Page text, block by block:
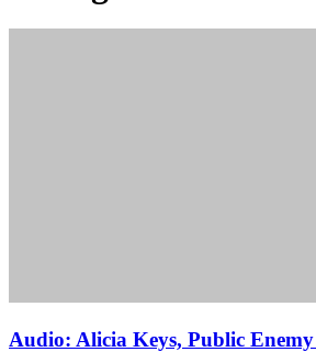
Audio: Alicia Keys, Public